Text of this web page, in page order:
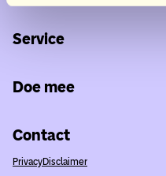
Contact
PrivacyDisclaimer
Service
Doe mee